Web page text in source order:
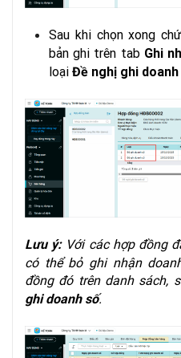
Sau khi chọn xong
bản ghi trên tab Ghi
loại Đề nghị ghi
Lưu ý: Với các hợp đồng
có thể bỏ ghi nhận
đồng đó trên danh sách,
ghi doanh số.